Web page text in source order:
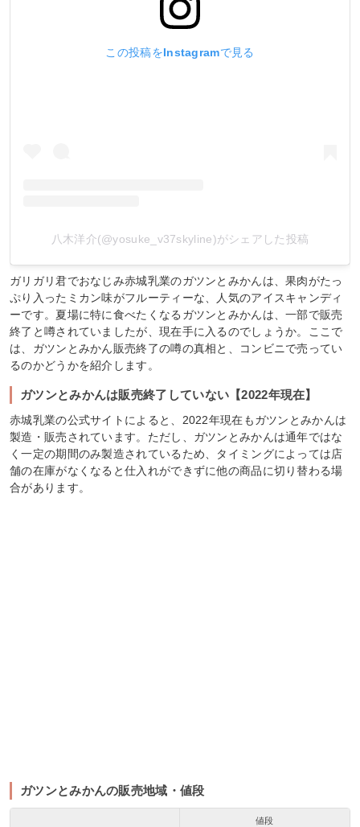
この投稿をInstagramで見る
八木洋介(@yosuke_v37skyline)がシェアした投稿
ガリガリ君でおなじみ赤城乳業のガツンとみかんは、果肉がたっ
ぷり入ったミカン味がフルーティーな、人気のアイスキャンディ
ーです。夏場に特に食べたくなるガツンとみかんは、一部で販売
終了と噂されていましたが、現在手に入るのでしょうか。ここで
は、ガツンとみかん販売終了の噂の真相と、コンビニで売ってい
るのかどうかを紹介します。
ガツンとみかんは販売終了していない【2022年現在】
赤城乳業の公式サイトによると、2022年現在もガツンとみかんは
製造・販売されています。ただし、ガツンとみかんは通年ではな
く一定の期間のみ製造されているため、タイミングによっては店
舗の在庫がなくなると仕入れができずに他の商品に切り替わる場
合があります。
ガツンとみかんの販売地域・値段
値段